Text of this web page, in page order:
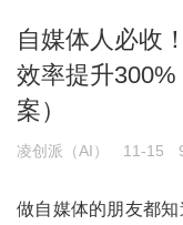
自媒体人必收
效率提升
案）
凌创派（AI） 11-15
做自媒体的朋友都